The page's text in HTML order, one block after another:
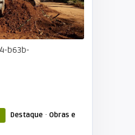
Destaque · Obras e